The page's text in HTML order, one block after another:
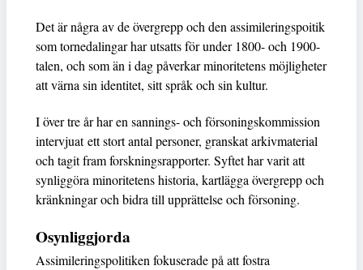
Det är några av de övergrepp och den assimileringspoitik
som tornedalingar har utsatts för under 1800- och 1900-
talen, och som än i dag påverkar minoritetens möjligheter
att värna sin identitet, sitt språk och sin kultur.
I över tre år har en sannings- och försoningskommission
intervjuat ett stort antal personer, granskat arkivmaterial
och tagit fram forsknings­rapporter. Syftet har varit att
synliggöra minoritetens historia, kartlägga övergrepp och
kränkningar och bidra till upprättelse och försoning.
Osynliggjorda
Assimileringspolitiken fokuserade på att fostra